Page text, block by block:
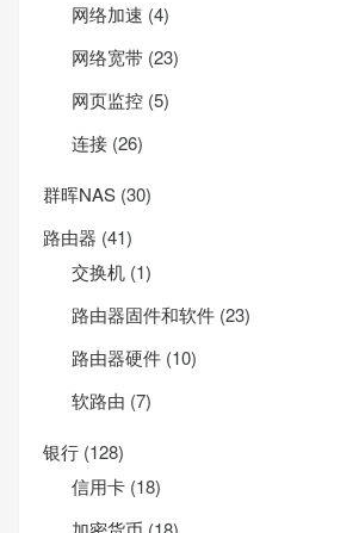
网络加速 (4)
网络宽带 (23)
网页监控 (5)
连接 (26)
群晖NAS (30)
路由器 (41)
交换机 (1)
路由器固件和软件 (23)
路由器硬件 (10)
软路由 (7)
银行 (128)
信用卡 (18)